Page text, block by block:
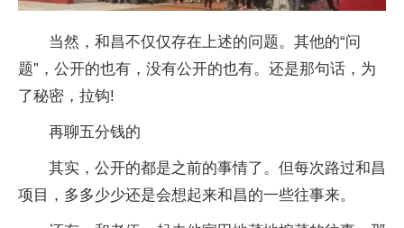
当然，和昌不仅仅存在上述的问题。其他的“问
题”，公开的也有，没有公开的也有。还是那句话，为
了秘密，拉钩!
再聊五分钱的
其实，公开的都是之前的事情了。但每次路过和昌
项目，多多少少还是会想起来和昌的一些往事来。